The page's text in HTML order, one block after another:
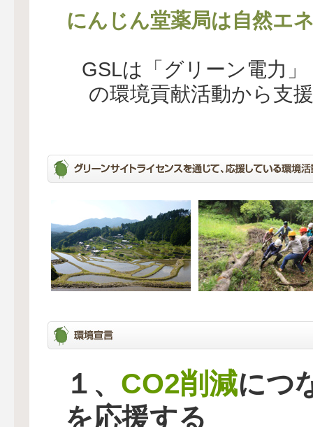
にんじん堂薬局は自然エ
GSLは「グリーン電力
の環境貢献活動から支
１、 CO2削減につ
を応援する